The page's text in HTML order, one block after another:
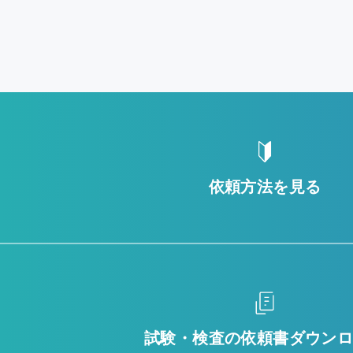
依頼方法を見る
試験・検査の依頼書ダウン